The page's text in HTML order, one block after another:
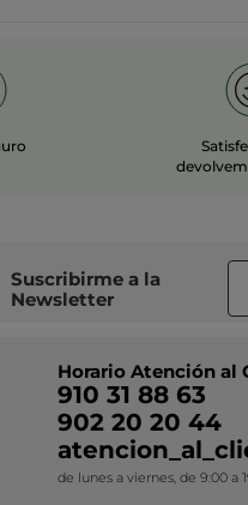
Suscribirme a la
Newsletter
Horario Atención al
910 31 88 63
902 20 20 44
de lunes a viernes, de 9:00 a